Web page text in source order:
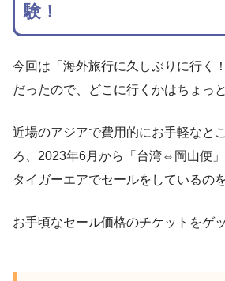
験！
今回は「海外旅行に久しぶりに行く
だったので、どこに行くかはちょっ
近場のアジアで費用的にお手軽なと
ろ、2023年6月から「台湾⇔岡山便
タイガーエアでセールをしているの
お手頃なセール価格のチケットをゲ